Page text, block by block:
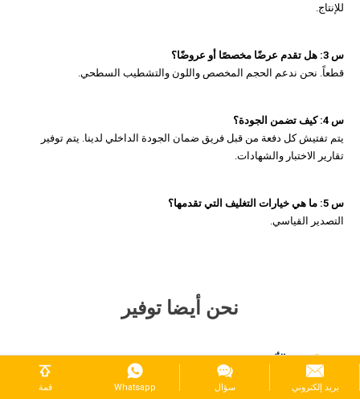
للإنتاج.
س 3: هل تقدم عرضًا مخصصًا أو عروضًا؟
قطعاً. نحن ندعم الحجم المخصص واللون والتشطيب السطحي.
س 4: كيف تضمن الجودة؟
يتم تفتيش كل دفعة من قبل فريق ضمان الجودة الداخلي لدينا. يتم توفير
تقارير الاختبار والشهادات.
س 5: ما هي خيارات التغليف التي تقدمها؟
التصدير القياسي.
نحن أيضا توفير
ورقة الألومنيوم
بريد إلكتروني سؤال Whatsapp قمة